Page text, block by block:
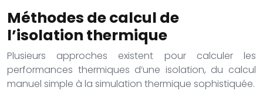
Méthodes de calcul de
l’isolation thermique
Plusieurs approches existent pour calculer les
performances thermiques d’une isolation, du calcul
manuel simple à la simulation thermique sophistiquée.